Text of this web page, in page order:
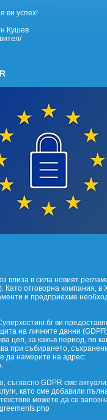
ви успех!
Кушев
влиза в сила новият
Като отговорна компания, в
и предприехме
ви
на личните данни
цел, за какъв период, по
при събирането,
да намерите на адрес:
съгласно GDPR сме
като сме добавили
можете да се